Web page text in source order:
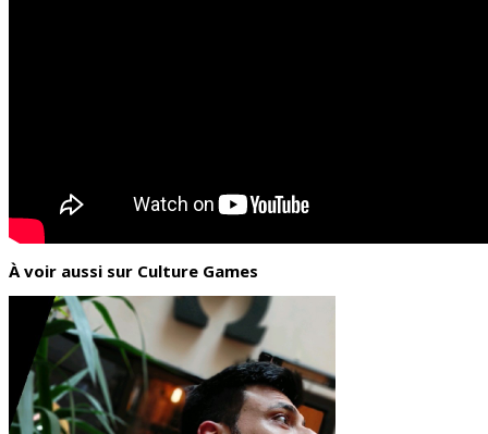
À voir aussi sur Culture Games